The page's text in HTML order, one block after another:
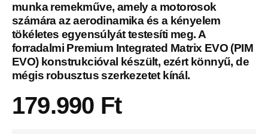
munka remekműve, amely a motorosok
számára az aerodinamika és a kényelem
tökéletes egyensúlyát testesíti meg. A
forradalmi Premium Integrated Matrix EVO (PIM
EVO) konstrukcióval készült, ezért könnyű, de
mégis robusztus szerkezetet kínál.
179.990 Ft